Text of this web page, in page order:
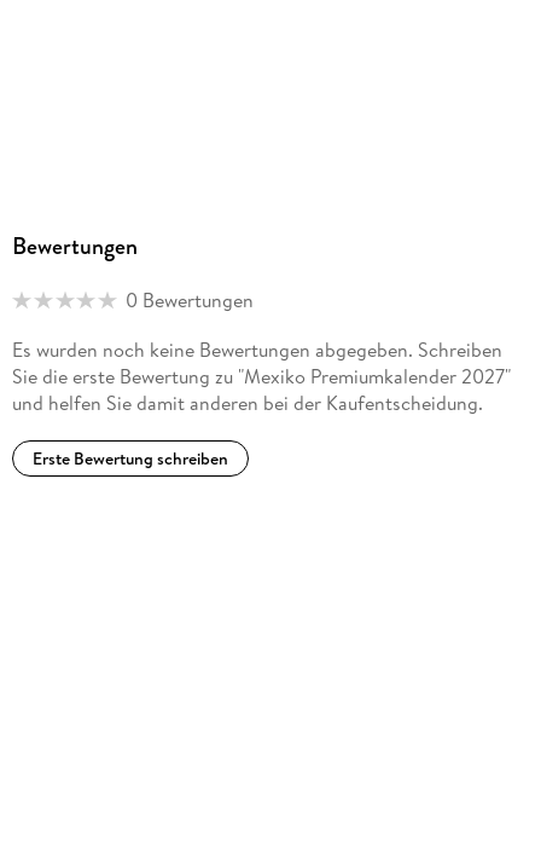
Bewertungen
0 Bewertungen
Es wurden noch keine Bewertungen abgegeben. Schreiben
Sie die erste Bewertung zu "Mexiko Premiumkalender 2027"
und helfen Sie damit anderen bei der Kaufentscheidung.
Erste Bewertung schreiben